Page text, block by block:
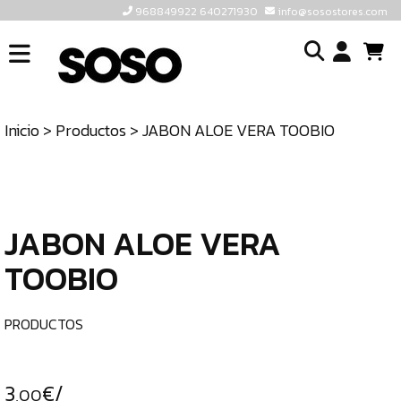
968849922 640271930 info@sosostores.com
INICIO
TIENDA
968849922
640271930
INFO@SOSOSTORES.COM
Inicio> Productos> JABON ALOE VERA TOOBIO
JABON ALOE VERA
TOOBIO
PRODUCTOS
3,00€/